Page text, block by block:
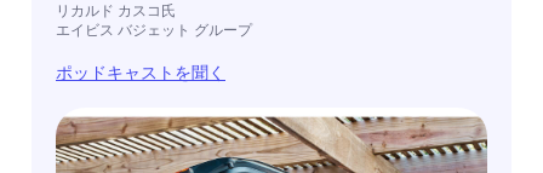
リカルド カスコ氏
エイビス バジェット グループ
ポッドキャストを聞く